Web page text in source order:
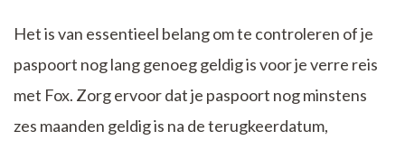
Het is van essentieel belang om te controleren of je
paspoort nog lang genoeg geldig is voor je verre reis
met Fox. Zorg ervoor dat je paspoort nog minstens
zes maanden geldig is na de terugkeerdatum,